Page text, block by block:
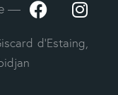
—
d’Estaing,